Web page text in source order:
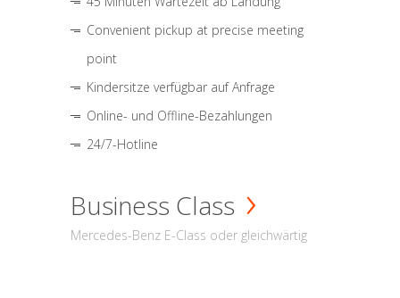
Convenient pickup at precise meeting
point
Kindersitze verfügbar auf Anfrage
Online- und Offline-Bezahlungen
24/7-Hotline
Business Class
Mercedes-Benz E-Class oder gleichwärtig